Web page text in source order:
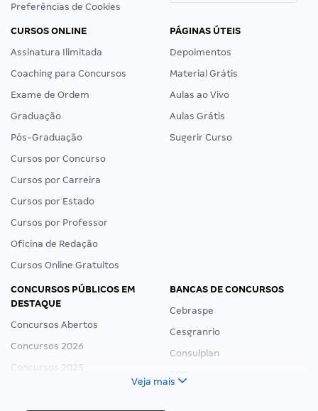
Preferências de Cookies
CURSOS ONLINE
Assinatura Ilimitada
Coaching para Concursos
Exame de Ordem
Graduação
Pós-Graduação
Cursos por Concurso
Cursos por Carreira
Cursos por Estado
Cursos por Professor
Oficina de Redação
Cursos Online Gratuitos
PÁGINAS ÚTEIS
Depoimentos
Material Grátis
Aulas ao Vivo
Aulas Grátis
Sugerir Curso
CONCURSOS PÚBLICOS EM
DESTAQUE
Concursos Abertos
Concursos 2026
Concursos 2025
Concurso Nacional Unificado
BANCAS DE CONCURSOS
Cebraspe
Cesgranrio
Consulplan
Veja mais